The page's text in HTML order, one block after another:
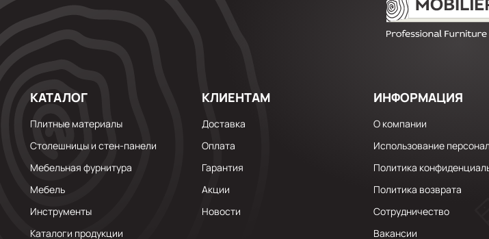
КАТАЛОГ
Плитные материалы
Столешницы и стен-панели
Мебельная фурнитура
Мебель
Инструменты
Каталоги продукции
КЛИЕНТАМ
Доставка
Оплата
Гарантия
Акции
Новости
ИНФОРМАЦИЯ
О компании
Использование
Политика
Политика возврата
Сотрудничество
Вакансии